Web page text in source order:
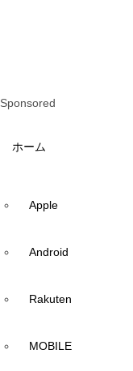
Sponsored
ホーム
Apple
Android
Rakuten
MOBILE